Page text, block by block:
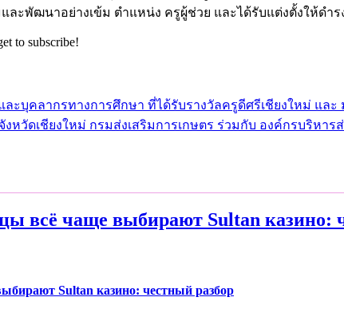
ละพัฒนาอย่างเข้ม ตำแหน่ง ครูผู้ช่วย และได้รับแต่งตั้งให้ดำ
to subscribe!
บุคลากรทางการศึกษา ที่ได้รับรางวัลครูดีศรีเชียงใหม่ และ
งหวัดเชียงใหม่ กรมส่งเสริมการเกษตร ร่วมกับ องค์กรบริ
всё чаще выбирают Sultan казино:
Sultan казино: честный разбор